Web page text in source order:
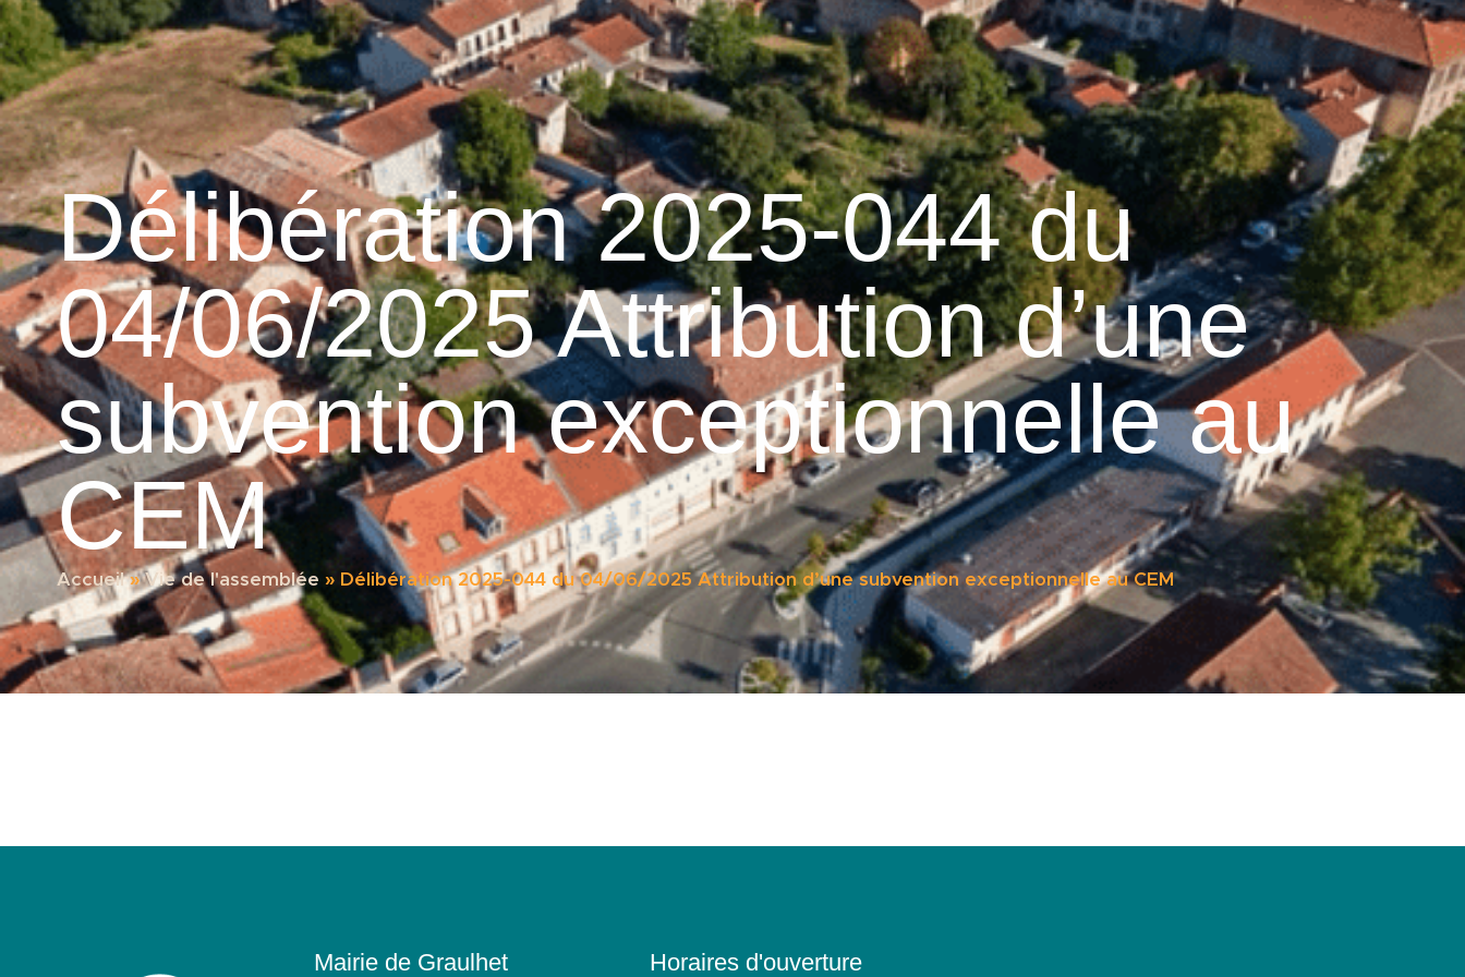
principal
Graulhet et le cuir Accueil Découvrir Graulhet Vie municipale Graulhet au quotidien Services pratiques 13 °C
Délibération 2025-044 du
04/06/2025 Attribution d’une
subvention exceptionnelle au
CEM
Accueil»Vie de l'assemblée » Délibération 2025-044 du 04/06/2025 Attribution d’une subvention exceptionnelle au CEM
Mairie de Graulhet Horaires d'ouverture